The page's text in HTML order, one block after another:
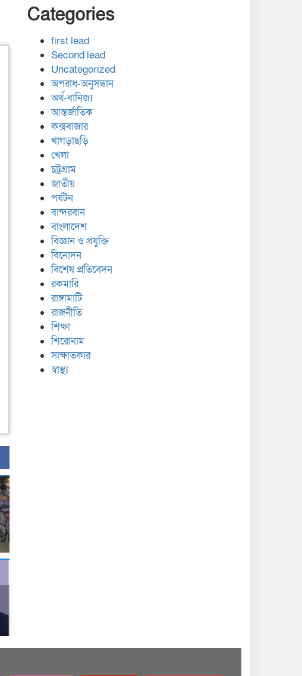
Categories
first lead
Second lead
Uncategorized
অপরাধ-অনুসন্ধান
অর্থ-বানিজ্য
আন্তর্জাতিক
কক্সবাজার
খাগড়াছড়ি
খেলা
চট্রগ্রাম
জাতীয়
পর্যটন
বান্দরবান
বাংলাদেশ
বিজ্ঞান ও প্রযুক্তি
বিনোদন
বিশেষ প্রতিবেদন
রকমারি
রাঙ্গামাটি
রাজনীতি
শিক্ষা
শিরোনাম
সাক্ষাতকার
স্বাস্থ্য